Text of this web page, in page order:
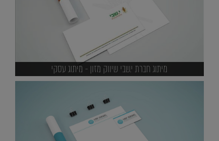
מיתוג חברת י.שבי שיווק מזון - מיתוג עסקי